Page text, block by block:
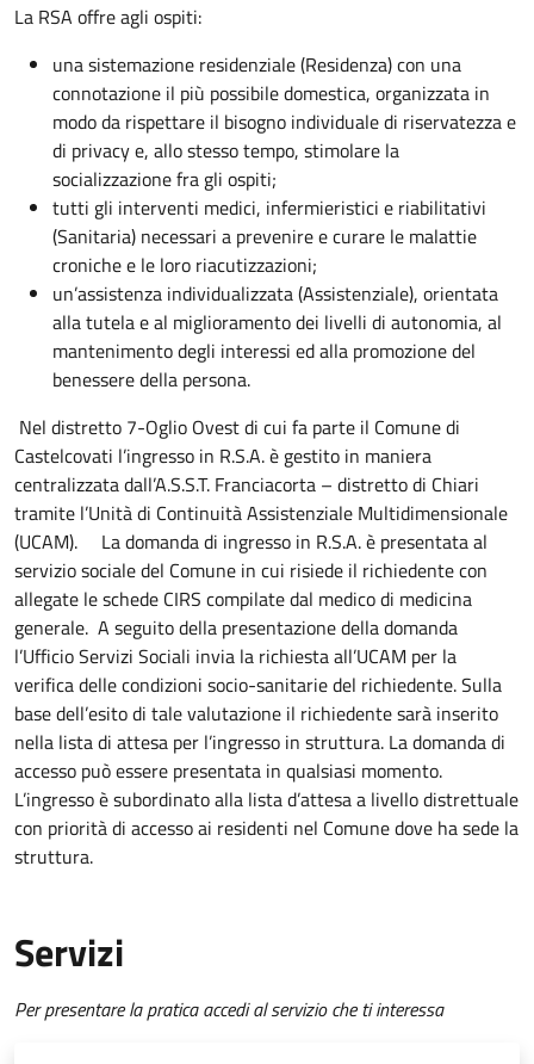
La RSA offre agli ospiti:
una sistemazione residenziale (Residenza) con una
connotazione il più possibile domestica, organizzata in
modo da rispettare il bisogno individuale di riservatezza e
di privacy e, allo stesso tempo, stimolare la
socializzazione fra gli ospiti;
tutti gli interventi medici, infermieristici e riabilitativi
(Sanitaria) necessari a prevenire e curare le malattie
croniche e le loro riacutizzazioni;
un’assistenza individualizzata (Assistenziale), orientata
alla tutela e al miglioramento dei livelli di autonomia, al
mantenimento degli interessi ed alla promozione del
benessere della persona.
Nel distretto 7-Oglio Ovest di cui fa parte il Comune di
Castelcovati l’ingresso in R.S.A. è gestito in maniera
centralizzata dall’A.S.S.T. Franciacorta – distretto di Chiari
tramite l’Unità di Continuità Assistenziale Multidimensionale
(UCAM).
La domanda di ingresso in R.S.A. è presentata al
servizio sociale del Comune in cui risiede il richiedente con
allegate le schede CIRS compilate dal medico di medicina
generale. A seguito della presentazione della domanda
l’Ufficio Servizi Sociali invia la richiesta all’UCAM per la
verifica delle condizioni socio-sanitarie del richiedente. Sulla
base dell’esito di tale valutazione il richiedente sarà inserito
nella lista di attesa per l’ingresso in struttura. La domanda di
accesso può essere presentata in qualsiasi momento.
L’ingresso è subordinato alla lista d’attesa a livello distrettuale
con priorità di accesso ai residenti nel Comune dove ha sede la
struttura.
Servizi
Per presentare la pratica accedi al servizio che ti interessa